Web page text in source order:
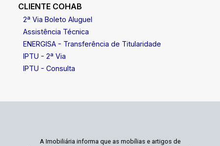
CLIENTE COHAB
2ª Via Boleto Aluguel
Assistência Técnica
ENERGISA - Transferência de Titularidade
IPTU - 2ª Via
IPTU - Consulta
A Imobiliária informa que as mobílias e artigos de